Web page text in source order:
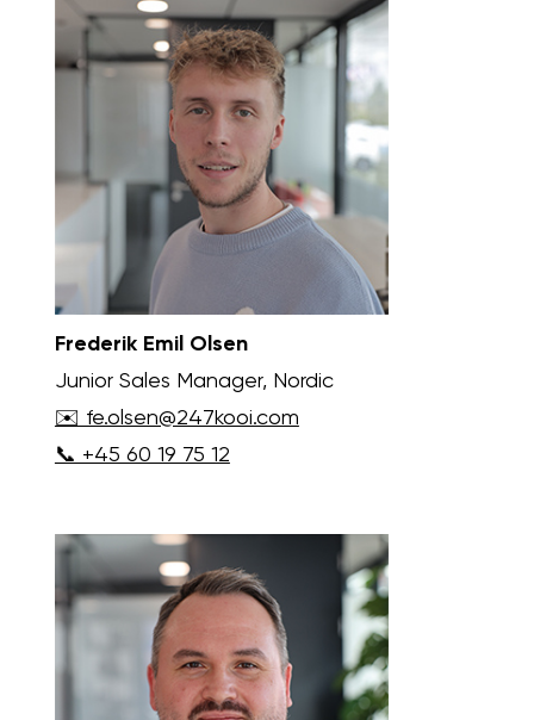
Frederik Emil Olsen
Junior Sales Manager, Nordic
✉️ fe.olsen@247kooi.com
📞 +45 60 19 75 12